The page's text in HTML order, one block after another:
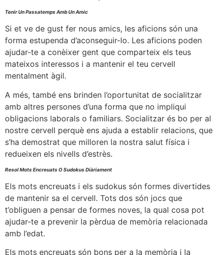
Tenir Un Passatemps Amb Un Amic
Si et ve de gust fer nous amics, les aficions són una
forma estupenda d’aconseguir-lo. Les aficions poden
ajudar-te a conèixer gent que comparteix els teus
mateixos interessos i a mantenir el teu cervell
mentalment àgil.
A més, també ens brinden l’oportunitat de socialitzar
amb altres persones d’una forma que no impliqui
obligacions laborals o familiars. Socialitzar és bo per al
nostre cervell perquè ens ajuda a establir relacions, que
s’ha demostrat que milloren la nostra salut física i
redueixen els nivells d’estrès.
Resol Mots Encreuats O Sudokus Diàriament
Els mots encreuats i els sudokus són formes divertides
de mantenir sa el cervell. Tots dos són jocs que
t’obliguen a pensar de formes noves, la qual cosa pot
ajudar-te a prevenir la pèrdua de memòria relacionada
amb l’edat.
Els mots encreuats són bons per a la memòria i la